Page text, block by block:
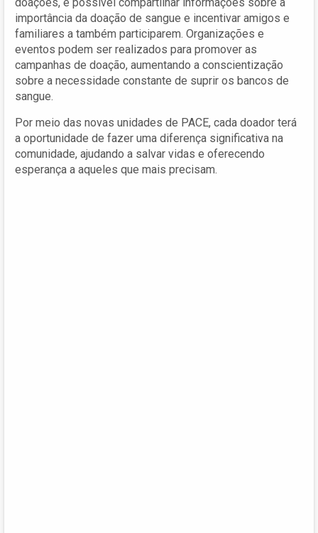
importância da doação de sangue e incentivar amigos e
familiares a também participarem. Organizações e
eventos podem ser realizados para promover as
campanhas de doação, aumentando a conscientização
sobre a necessidade constante de suprir os bancos de
sangue.
Por meio das novas unidades de PACE, cada doador terá
a oportunidade de fazer uma diferença significativa na
comunidade, ajudando a salvar vidas e oferecendo
esperança a aqueles que mais precisam.